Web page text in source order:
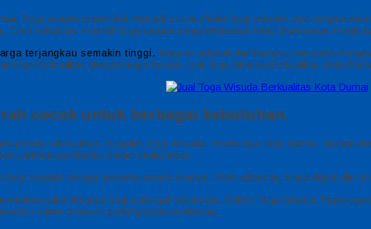
Toga wisuda murah kini menjadi solusi efisien bagi sekolah dan kampus
Oleh sebab itu, memilih toga wisuda yang berkualitas tetap diutamakan
terjangkau semakin tinggi. Banyak sekolah dan kampus berupaya
toga berkualitas dengan biaya hemat. Jual Toga Wisuda Berkualitas Kota
cocok untuk berbagai kebutuhan.
penurunan kualitas. Supplier Toga Wisuda Terpercaya Kota Dumai. Namun
pembelian dalam skala besar.
sekolah dengan peserta wisuda massal. Oleh sebab itu, biaya dapat
paket lengkap bagi berbagai kebutuhan. Pabrik Toga Wisuda
dalam mencari perlengkapan tambahan.